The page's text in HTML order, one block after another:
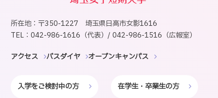
所在地：〒350-1227 埼玉県日高市女影1616
TEL：042-986-1616（代表）/ 042-986-1516（広報室）
アクセス バスダイヤ オープンキャンパス
入学をご検討中の方 在学生・卒業生の方